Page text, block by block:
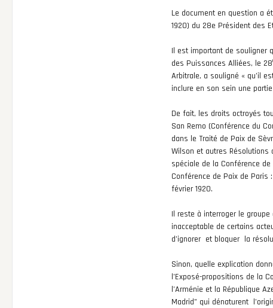
Le document en question a
1920) du 28e Président des
Il est important de souligner
des Puissances Alliées, le 28
Arbitrale, a souligné « qu’il
inclure en son sein une
De fait, les droits octroyés
San Remo (Conférence du
dans le Traité de Paix de
Wilson et autres Résolutions
spéciale de la Conférence
Conférence de Paix de Paris
février 1920.
Il reste à interroger le
inacceptable de certains
d’ignorer et bloquer la
Sinon, quelle explication
l’Exposé-propositions de la
l’Arménie et la République
Madrid” qui dénaturent